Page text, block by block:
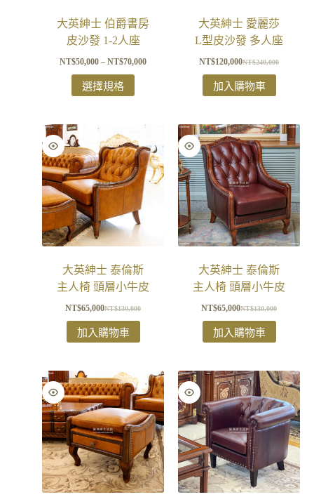
大英紳士 伯爵書房
皮沙發 1-2人座
NT$50,000 – NT$70,000
選擇規格
大英紳士 愛麗莎
L型皮沙發 多人座
NT$240,000
NT$120,000
加入購物車
大英紳士 泰倫斯
主人椅 頭層小牛皮
NT$130,000
NT$65,000
加入購物車
大英紳士 泰倫斯
主人椅 頭層小牛皮
NT$130,000
NT$65,000
加入購物車